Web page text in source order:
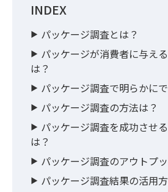
INDEX
パッケージ調査とは？
パッケージが消費者に与え
は？
パッケージ調査で明らかに
パッケージ調査の方法は？
パッケージ調査を成功させ
は？
パッケージ調査のアウトプ
パッケージ調査結果の活用